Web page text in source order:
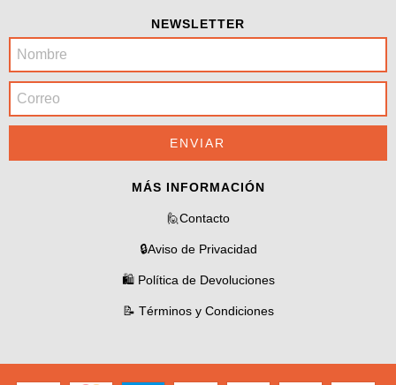
NEWSLETTER
MÁS INFORMACIÓN
🙋Contacto
🔒Aviso de Privacidad
🛍️ Política de Devoluciones
📝 Términos y Condiciones